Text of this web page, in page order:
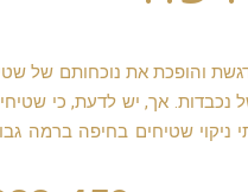
והופכת את נוכחותם של
נכבדות. אך, יש לדעת, כי
שטיחים בחיפה ברמה